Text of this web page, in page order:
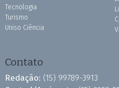
Tecnologia
Turismo
Uniso Ciência
Contato
Redação: (15) 99789-3913